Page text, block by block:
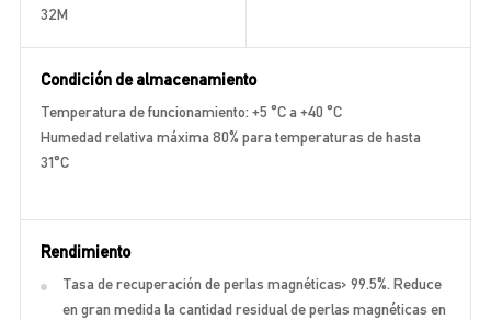
32M
Condición de almacenamiento
Temperatura de funcionamiento: +5 °C a +40 °C
Humedad relativa máxima 80% para temperaturas de hasta
31°C
Rendimiento
Tasa de recuperación de perlas magnéticas> 99.5%. Reduce
en gran medida la cantidad residual de perlas magnéticas en